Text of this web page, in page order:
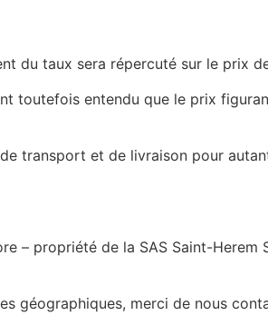
du taux sera répercuté sur le prix
toutefois entendu que le prix
transport et de livraison pour
– propriété de la SAS Saint-Herem
géographiques, merci de nous